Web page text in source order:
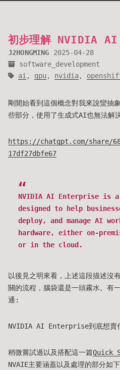
初步理解 NVIDIA
J2HONGMING
2025-04-28
software_development
ai , gpu, nvidia,
剛開始看到這個概念對我來說蠻抽
些部分，使用了生成式AI也無法解
https://chatgpt.com/share/
17df27dbfe67
NVIDIA AI Enterprise is
designed to help
deploy, and manage AI
hardware, either on-
or in the cloud.
以後見之明來看，上述這段描述沒
關的流程，腦袋還是一頭霧水。有
通:
NVIDIA AI Enterprise到底想賣
稍微嘗試過以及搭配這一篇Quick
NVAIE主要涵蓋以及處理的部分如